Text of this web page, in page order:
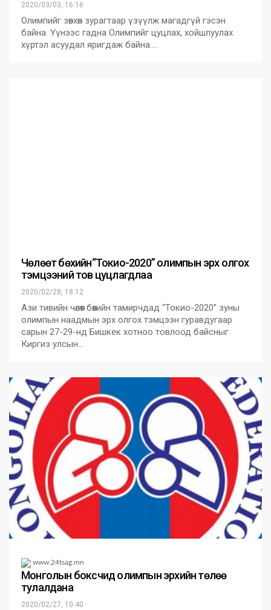
2020/03/03, 16:16
Олимпийг зөвхөн зурагтаар үзүүлж магадгүй гэсэн
байна. Үүнээс гадна Олимпийг цуцлах, хойшлуулах
хүртэл асуудал яригдаж байна.…
Чөлөөт бөхийн“Токио-2020” олимпын эрх олгох
тэмцээний тов цуцлагдлаа
2020/02/28, 18:12
Ази тивийн чөлөөт бөхийн тамирчдад “Токио-2020” зуны
олимпын наадмын эрх олгох тэмцээн гуравдугаар
сарын 27-29-нд Бишкек хотноо товлоод байсныг
Киргиз улсын…
www.24tsag.mn
Монголын боксчид олимпын эрхийн төлөө
тулалдана
2020/02/27, 10:40